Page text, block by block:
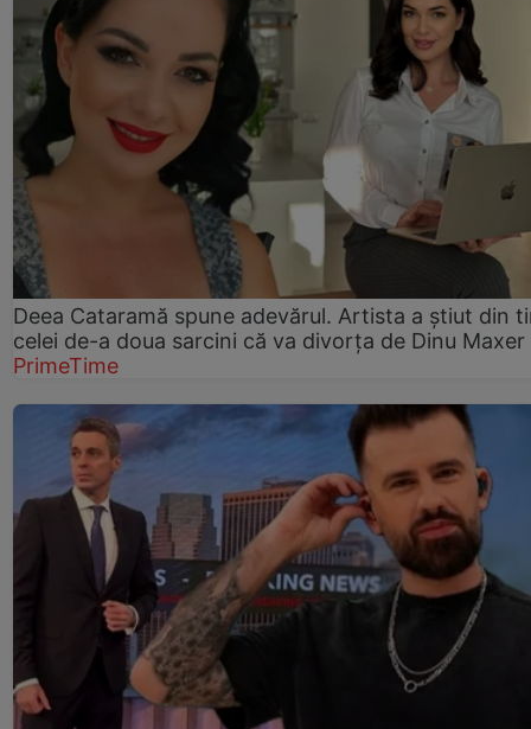
Deea Cataramă spune adevărul. Artista a știut din
celei de-a doua sarcini că va divorța de Dinu Maxer
PrimeTime